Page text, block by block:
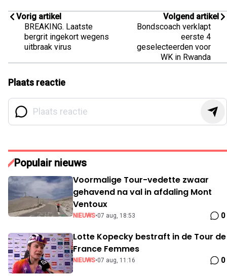
Vorig artikel
BREAKING. Laatste
bergrit ingekort wegens
uitbraak virus
Volgend artikel
Bondscoach verklapt
eerste 4
geselecteerden voor
WK in Rwanda
Plaats reactie
Populair nieuws
Voormalige Tour-vedette zwaar
gehavend na val in afdaling Mont
Ventoux
NIEUWS•07 aug, 18:53 0
Lotte Kopecky bestraft in de Tour de
France Femmes
NIEUWS•07 aug, 11:16 0